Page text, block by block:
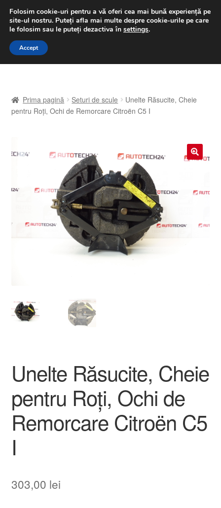
LIVRARE de la 33 lei
luni-vineri 9 a.m. - 4 p.m.031 229 6816
Sari
Sari
A lua legatura
Coș
Despre noi
Finalizare comandă
Plățile
Procedura de reclamație
Termeni si conditii
Prima pagină Seturi de scule
Unelte Răsucite, Cheie
pentru Roți, Ochi de Remorcare Citroën C5 I
Unelte Răsucite, Cheie
pentru Roți, Ochi de
Remorcare Citroën C5
I
303,00 lei
Folosim cookie-uri pentru a vă oferi cea mai bună experiență pe
site-ul nostru. Puteți afla mai multe despre cookie-urile pe care
le folosim sau le puteți dezactiva în settings.
Accept